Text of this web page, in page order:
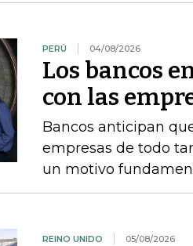
PERÚ 04/08/2026
Los bancos
con las
Bancos anticipan
empresas de todo
un motivo
REINO UNIDO 05/08/2026